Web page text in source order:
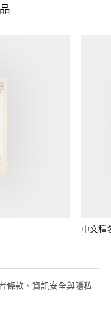
中文種
條款、資訊安全與隱私